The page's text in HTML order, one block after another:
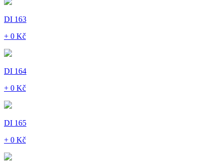
DI 163
+ 0 Kč
DI 164
+ 0 Kč
DI 165
+ 0 Kč